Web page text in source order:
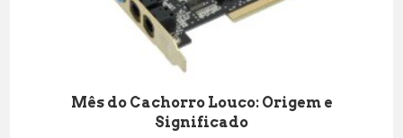
Mês do Cachorro Louco: Origem e
Significado